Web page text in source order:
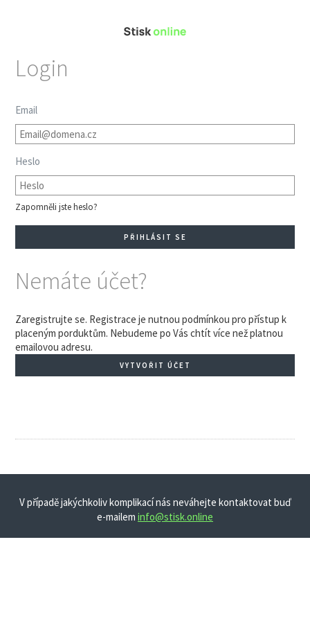
Login
Email
Heslo
Zapomněli jste heslo?
Nemáte účet?
Zaregistrujte se. Registrace je nutnou podmínkou pro přístup k
placeným porduktům. Nebudeme po Vás chtít více než platnou
emailovou adresu.
VYTVOŘIT ÚČET
V případě jakýchkoliv komplikací nás neváhejte kontaktovat buď
e-mailem info@stisk.online